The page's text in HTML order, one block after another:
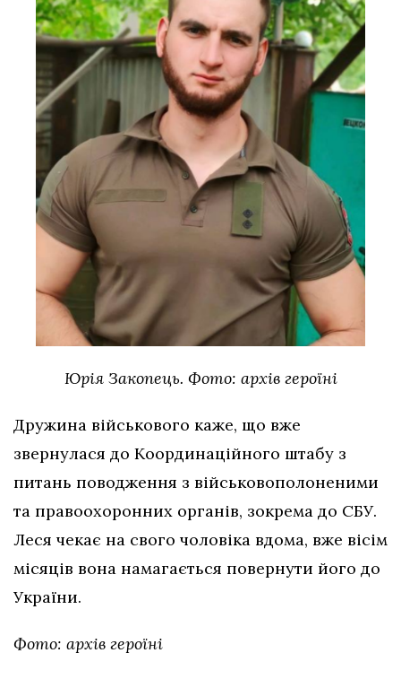
Юрія Закопець. Фото: архів героїні
Дружина військового каже, що вже
звернулася до Координаційного штабу з
питань поводження з військовополоненими
та правоохоронних органів, зокрема до СБУ.
Леся чекає на свого чоловіка вдома, вже вісім
місяців вона намагається повернути його до
України.
Фото: архів героїні